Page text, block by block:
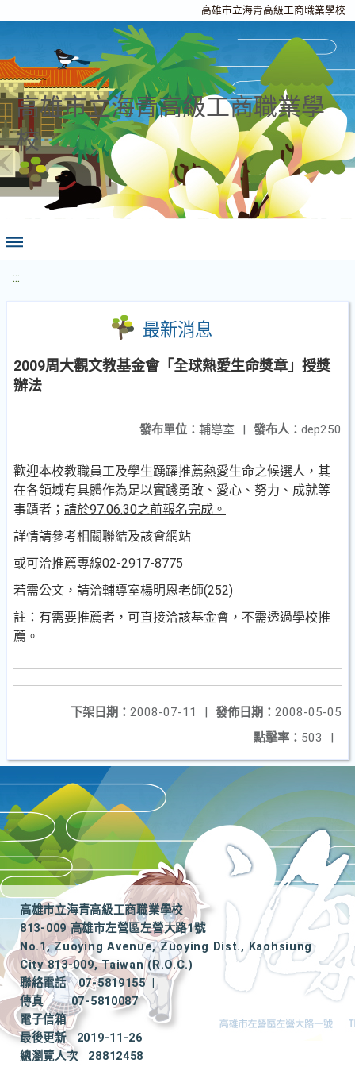
高雄市立海青高級工商職業學校
高雄市立海青高級工商職業學
校
:::
最新消息
2009周大觀文教基金會「全球熱愛生命獎章」授獎
辦法
發布人： dep250
發布單位： 輔導室 |
歡迎本校教職員工及學生踴躍推薦熱愛生命之候選人，其
在各領域有具體作為足以實踐勇敢、愛心、努力、成就等
事蹟者； 請於97.06.30之前報名完成。
詳情請參考相關聯結及該會網站
或可洽推薦專線02-2917-8775
若需公文，請洽輔導室楊明恩老師(252)
註：有需要推薦者，可直接洽該基金會，不需透過學校推
薦。
發佈日期： 2008-05-05
下架日期： 2008-07-11
|
點擊率： 503 |
高雄市立海青高級工商職業學校
813-009 高雄市左營區左營大路1號
No.1, Zuoying Avenue, Zuoying Dist., Kaohsiung
City 813-009, Taiwan (R.O.C.)
聯絡電話
07-5819155
|
傳真
07-5810087
電子信箱
最後更新
2019-11-26
總瀏覽人次
28812458